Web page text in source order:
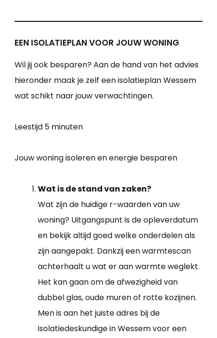
EEN ISOLATIEPLAN VOOR JOUW WONING
Wil jij ook besparen? Aan de hand van het advies
hieronder maak je zelf een isolatieplan Wessem
wat schikt naar jouw verwachtingen.
Leestijd 5 minuten
Jouw woning isoleren en energie besparen
Wat is de stand van zaken?
Wat zijn de huidige r-waarden van uw
woning? Uitgangspunt is de opleverdatum
en bekijk altijd goed welke onderdelen als
zijn aangepakt. Dankzij een warmtescan
achterhaalt u wat er aan warmte weglekt.
Het kan gaan om de afwezigheid van
dubbel glas, oude muren of rotte kozijnen.
Men is aan het juiste adres bij de
isolatiedeskundige in Wessem voor een